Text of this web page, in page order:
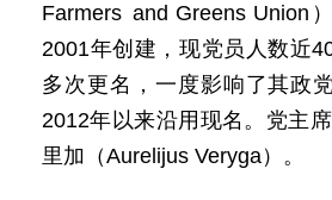
Farmers and Greens Union
2001年创建，现党员人数近
多次更名，一度影响了其政
2012年以来沿用现名。党主
里加（Aurelijus Veryga）。